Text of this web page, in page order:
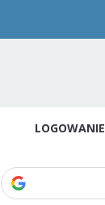
LOGOWANIE